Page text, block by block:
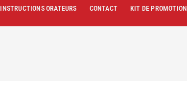
INSTRUCTIONS ORATEURS CONTACT KIT DE PROMOTION